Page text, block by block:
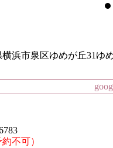
横浜市泉区ゆめが丘31ゆ
不可）